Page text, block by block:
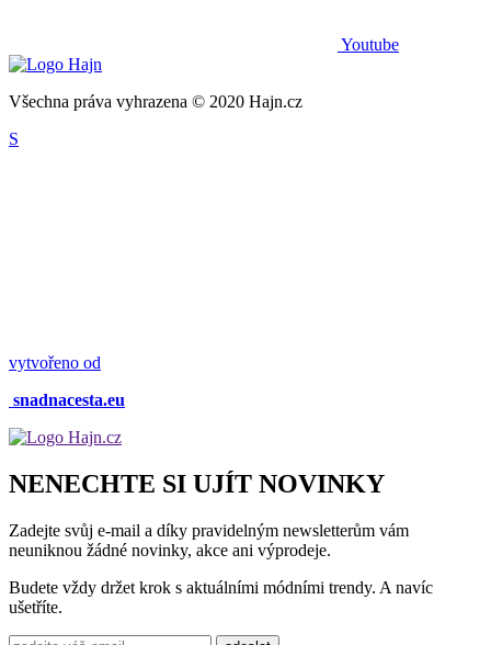
Youtube
Všechna práva vyhrazena © 2020 Hajn.cz
S
vytvořeno od
snadnacesta.eu
NENECHTE SI UJÍT NOVINKY
Zadejte svůj e-mail a díky pravidelným newsletterům vám
neuniknou žádné novinky, akce ani výprodeje.
Budete vždy držet krok s aktuálními módními trendy. A navíc
ušetříte.